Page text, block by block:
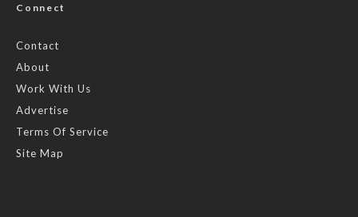
Connect
Contact
About
Work With Us
Advertise
Terms Of Service
Site Map